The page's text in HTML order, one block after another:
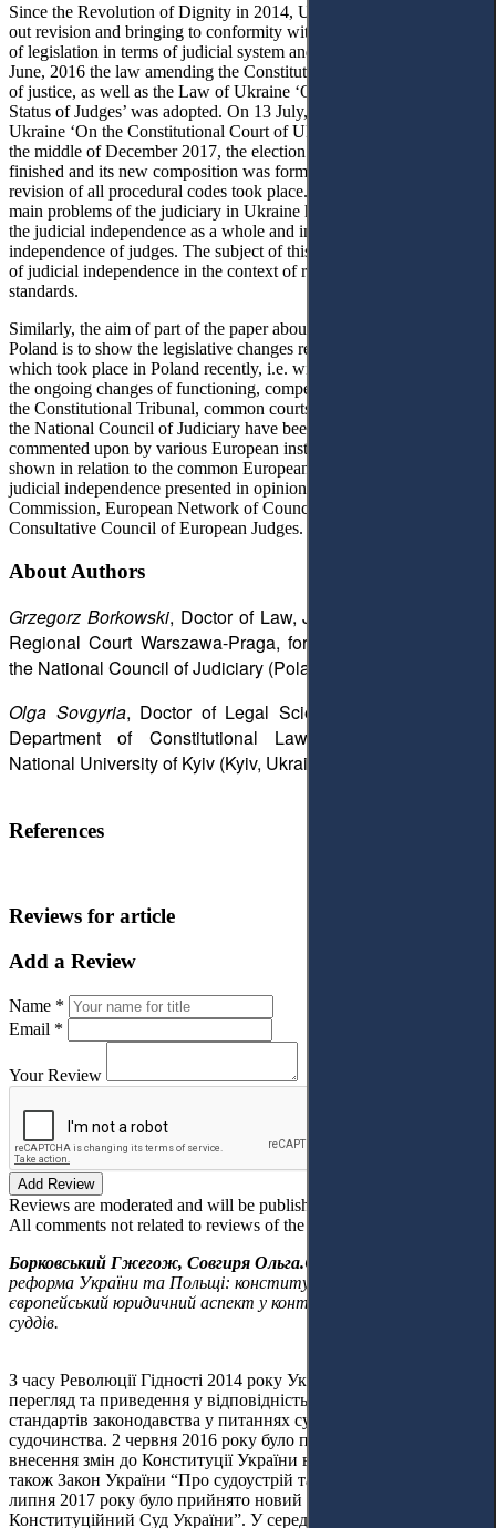
Since the Revolution of Dignity in 2014, Ukraine has been carrying
out revision and bringing to conformity with international standards
of legislation in terms of judicial system and legal procedure. On 2
June, 2016 the law amending the Constitution of Ukraine in the part
of justice, as well as the Law of Ukraine ‘On Judicial System and
Status of Judges’ was adopted. On 13 July, 2017 a new Law of
Ukraine ‘On the Constitutional Court of Ukraine’ was adopted. In
the middle of December 2017, the election to the Supreme Court
finished and its new composition was formed, at the same time the
revision of all procedural codes took place. However, one on the
main problems of the judiciary in Ukraine has been the problem of
the judicial independence as a whole and in the part of
independence of judges. The subject of this research is the question
of judicial independence in the context of respective international
standards.
Similarly, the aim of part of the paper about the judicial system of
Poland is to show the legislative changes regarding the judiciary
which took place in Poland recently, i.e. within the last 3 years. As
the ongoing changes of functioning, competence and organization of
the Constitutional Tribunal, common courts, the Supreme Court and
the National Council of Judiciary have been observed and
commented upon by various European institutions, they will be
shown in relation to the common European standards regarding the
judicial independence presented in opinions and reports of Venice
Commission, European Network of Councils of Judiciary and
Consultative Council of European Judges.
About Authors
Grzegorz Borkowski, Doctor of Law, Judge seconded to the
Regional Court Warszawa-Praga, former Head of Office of
the National Council of Judiciary (Poland)
Olga Sovgyria, Doctor of Legal Science, professor of the
Department of Constitutional Law, Taras Shevchenko
National University of Kyiv (Kyiv, Ukraine)
References
Reviews for article
Add a Review
Name *
Email *
Your Review
Add Review
Reviews are moderated and will be published after verification!
All comments not related to reviews of the article will be deleted!
Борковський Гжегож, Совгиря Ольга.Сучасна судова
реформа України та Польщі: конституційний та
європейський юридичний аспект у контексті незалежності
суддів.
З часу Революції Гідності 2014 року Україна здійснює
перегляд та приведення у відповідність до міжнародних
стандартів законодавства у питаннях судової системи та
судочинства. 2 червня 2016 року було прийнято закон про
внесення змін до Конституції України в частині правосуддя, а
також Закон України “Про судоустрій та статус суддів”. 13
липня 2017 року було прийнято новий Закон України “Про
Конституційний Суд України”. У середині грудня 2017 року